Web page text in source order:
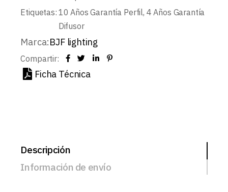
Etiquetas: 10 Años Garantía Perfil, 4 Años Garantía
Difusor
Marca:BJF lighting
Compartir:
Ficha Técnica
Descripción
Información de envío